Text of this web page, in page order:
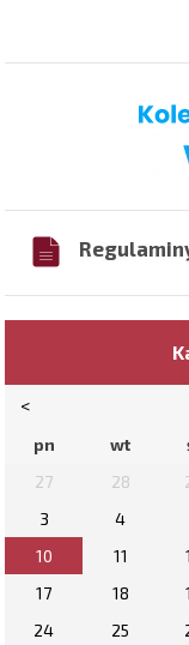
<
pn wt
27
28
3
4
10
11
17
18
24
25